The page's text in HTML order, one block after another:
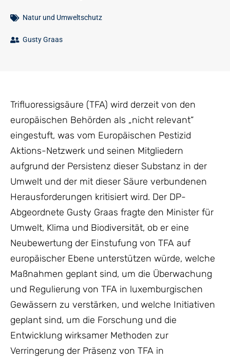
Natur und Umweltschutz
Gusty Graas
Trifluoressigsäure (TFA) wird derzeit von den
europäischen Behörden als „nicht relevant“
eingestuft, was vom Europäischen Pestizid
Aktions-Netzwerk und seinen Mitgliedern
aufgrund der Persistenz dieser Substanz in der
Umwelt und der mit dieser Säure verbundenen
Herausforderungen kritisiert wird. Der DP-
Abgeordnete Gusty Graas fragte den Minister für
Umwelt, Klima und Biodiversität, ob er eine
Neubewertung der Einstufung von TFA auf
europäischer Ebene unterstützen würde, welche
Maßnahmen geplant sind, um die Überwachung
und Regulierung von TFA in luxemburgischen
Gewässern zu verstärken, und welche Initiativen
geplant sind, um die Forschung und die
Entwicklung wirksamer Methoden zur
Verringerung der Präsenz von TFA in